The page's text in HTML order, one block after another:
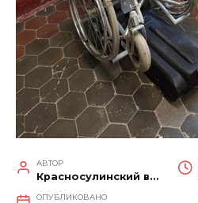
АВТОР
Красносулинский вестник
ОПУБЛИКОВАНО